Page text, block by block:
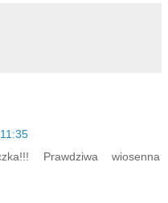
Prawdziwa wiosenna